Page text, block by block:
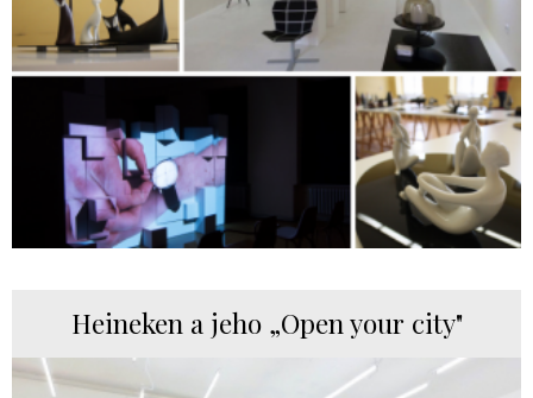
Heineken a jeho „Open your city"